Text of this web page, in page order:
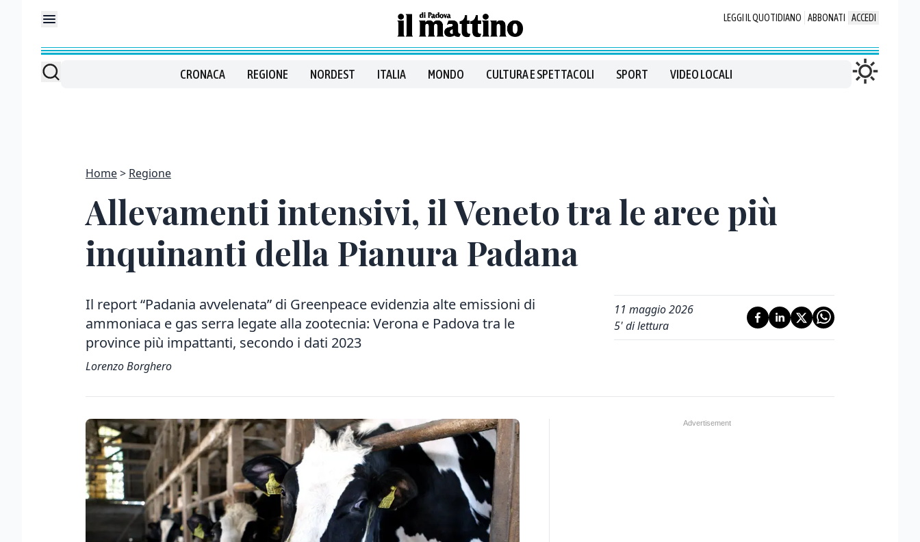
LEGGI IL QUOTIDIANO ABBONATI ACCEDI
CRONACA REGIONE NORDEST ITALIA MONDO CULTURA E SPETTACOLI SPORT VIDEO LOCALI
Home Regione
Allevamenti intensivi, il Veneto tra le aree più
inquinanti della Pianura Padana
Il report “Padania avvelenata” di Greenpeace evidenzia alte emissioni di
ammoniaca e gas serra legate alla zootecnia: Verona e Padova tra le
province più impattanti, secondo i dati 2023
Lorenzo Borghero
11 maggio 2026
5' di lettura